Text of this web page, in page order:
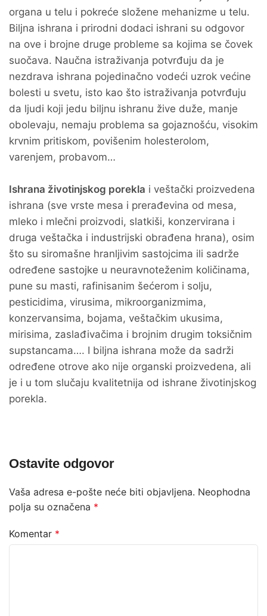
organa u telu i pokreće složene mehanizme u telu.
Biljna ishrana i prirodni dodaci ishrani su odgovor
na ove i brojne druge probleme sa kojima se čovek
suočava. Naučna istraživanja potvrđuju da je
nezdrava ishrana pojedinačno vodeći uzrok većine
bolesti u svetu, isto kao što istraživanja potvrđuju
da ljudi koji jedu biljnu ishranu žive duže, manje
obolevaju, nemaju problema sa gojaznošću, visokim
krvnim pritiskom, povišenim holesterolom,
varenjem, probavom…
Ishrana životinjskog porekla i veštački proizvedena
ishrana (sve vrste mesa i prerađevina od mesa,
mleko i mlečni proizvodi, slatkiši, konzervirana i
druga veštačka i industrijski obrađena hrana), osim
što su siromašne hranljivim sastojcima ili sadrže
određene sastojke u neuravnoteženim količinama,
pune su masti, rafinisanim šećerom i solju,
pesticidima, virusima, mikroorganizmima,
konzervansima, bojama, veštačkim ukusima,
mirisima, zaslađivačima i brojnim drugim toksičnim
supstancama…. I biljna ishrana može da sadrži
određene otrove ako nije organski proizvedena, ali
je i u tom slučaju kvalitetnija od ishrane životinjskog
porekla.
Ostavite odgovor
Vaša adresa e-pošte neće biti objavljena. Neophodna
polja su označena *
Komentar *